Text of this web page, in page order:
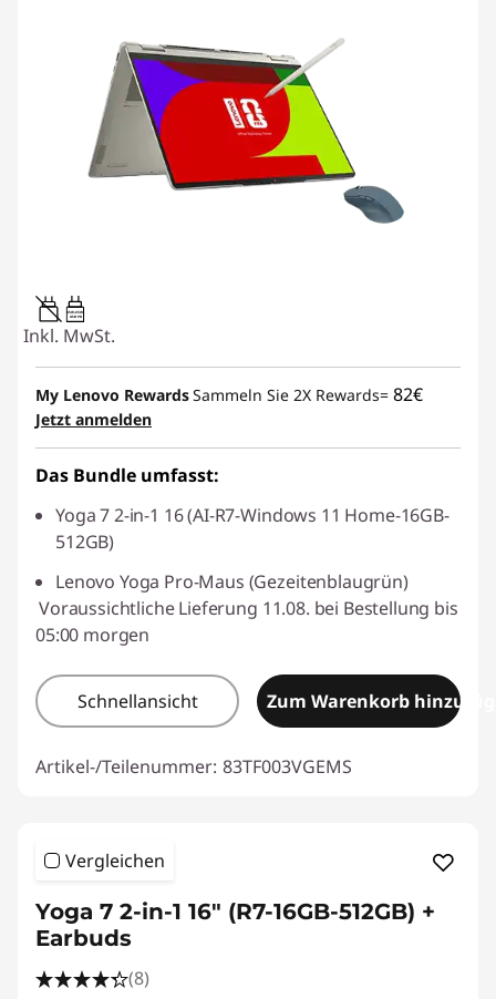
45W-65W
USB PD
Inkl. MwSt.
My Lenovo RewardsSammeln Sie 2X Rewards= 82€
Jetzt anmelden
Das Bundle umfasst:
Yoga 7 2-in-1 16 (AI-R7-Windows 11 Home-16GB-
512GB)
Lenovo Yoga Pro-Maus (Gezeitenblaugrün)
Voraussichtliche Lieferung 11.08. bei Bestellung bis
05:00 morgen
Schnellansicht Zum Warenkorb
Artikel-/Teilenummer: 83TF003VGEMS
Vergleichen
Yoga 7 2-in-1 16" (R7-16GB-512GB) +
Earbuds
(8)